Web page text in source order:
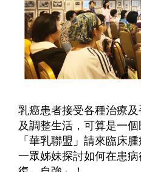
乳癌患者接受各種治療
及調整生活，可算是一個
「華乳聯盟」請來臨床
一眾姊妹探討如何在患